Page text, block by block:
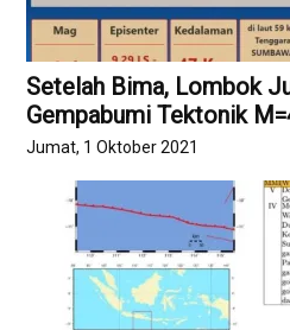
Setelah Bima, Lombok
Gempabumi Tektonik
Jumat, 1 Oktober 2021